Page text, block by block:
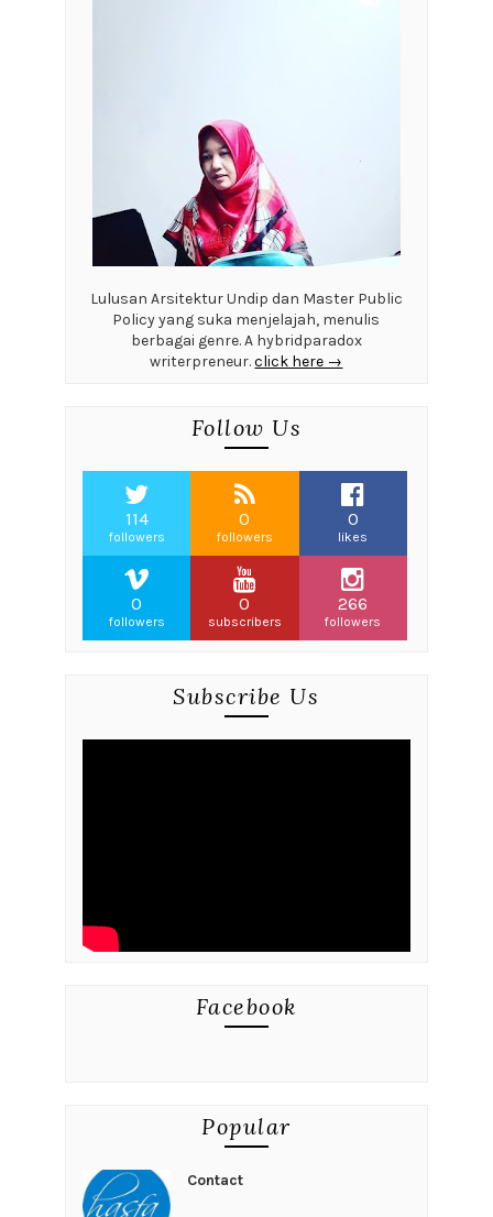
Lulusan Arsitektur Undip dan Master Public
Policy yang suka menjelajah, menulis
berbagai genre. A hybridparadox
writerpreneur.click here →
Follow Us
114
followers
0
followers
0
likes
0
followers
0
subscribers
266
followers
Subscribe Us
Facebook
Popular
Contact